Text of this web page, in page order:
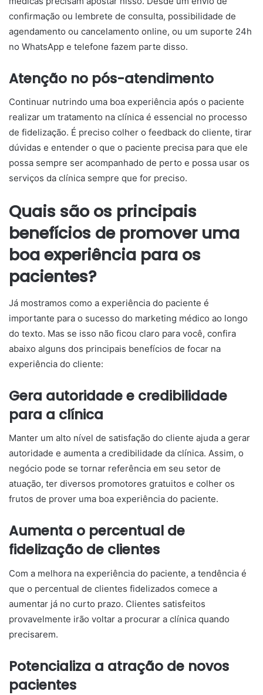
confirmação ou lembrete de consulta, possibilidade de
agendamento ou cancelamento online, ou um suporte 24h
no WhatsApp e telefone fazem parte disso.
Atenção no pós-atendimento
Continuar nutrindo uma boa experiência após o paciente
realizar um tratamento na clínica é essencial no processo
de fidelização. É preciso colher o feedback do cliente, tirar
dúvidas e entender o que o paciente precisa para que ele
possa sempre ser acompanhado de perto e possa usar os
serviços da clínica sempre que for preciso.
Quais são os principais
benefícios de promover uma
boa experiência para os
pacientes?
Já mostramos como a experiência do paciente é
importante para o sucesso do marketing médico ao longo
do texto. Mas se isso não ficou claro para você, confira
abaixo alguns dos principais benefícios de focar na
experiência do cliente:
Gera autoridade e credibilidade
para a clínica
Manter um alto nível de satisfação do cliente ajuda a gerar
autoridade e aumenta a credibilidade da clínica. Assim, o
negócio pode se tornar referência em seu setor de
atuação, ter diversos promotores gratuitos e colher os
frutos de prover uma boa experiência do paciente.
Aumenta o percentual de
fidelização de clientes
Com a melhora na experiência do paciente, a tendência é
que o percentual de clientes fidelizados comece a
aumentar já no curto prazo. Clientes satisfeitos
provavelmente irão voltar a procurar a clínica quando
precisarem.
Potencializa a atração de novos
pacientes